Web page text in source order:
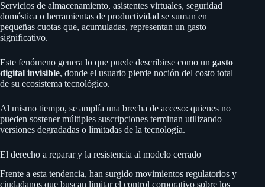
Servicios de almacenamiento, asistentes virtuales, seguridad
doméstica o herramientas de productividad se suman en
pequeñas cuotas que, acumuladas, representan un gasto
significativo.
Este fenómeno genera lo que puede describirse como un gasto
digital invisible, donde el usuario pierde noción del costo total
de su ecosistema tecnológico.
Al mismo tiempo, se amplía una brecha de acceso: quienes no
pueden sostener múltiples suscripciones terminan utilizando
versiones degradadas o limitadas de la tecnología.
El derecho a reparar y la resistencia al modelo cerrado
Frente a esta tendencia, han surgido movimientos regulatorios y
ciudadanos que buscan limitar el control corporativo sobre los